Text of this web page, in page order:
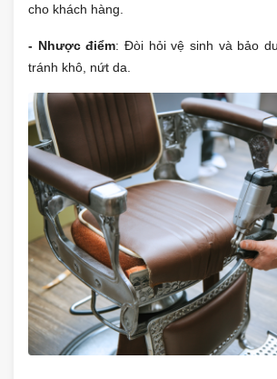
cho khách hàng.
- Nhược điểm: Đòi hỏi vệ sinh và bảo
tránh khô, nứt da.